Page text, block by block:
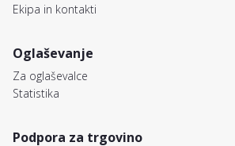
Ekipa in kontakti
Oglaševanje
Za oglaševalce
Statistika
Podpora za trgovino